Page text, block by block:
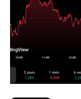
Climate
Tech
Reports